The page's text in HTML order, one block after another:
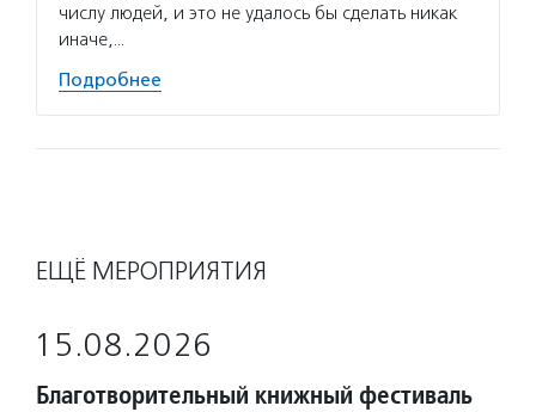
числу людей, и это не удалось бы сделать никак
иначе,…
Подробнее
ЕЩЁ МЕРОПРИЯТИЯ
15.08.2026
Благотворительный книжный фестиваль